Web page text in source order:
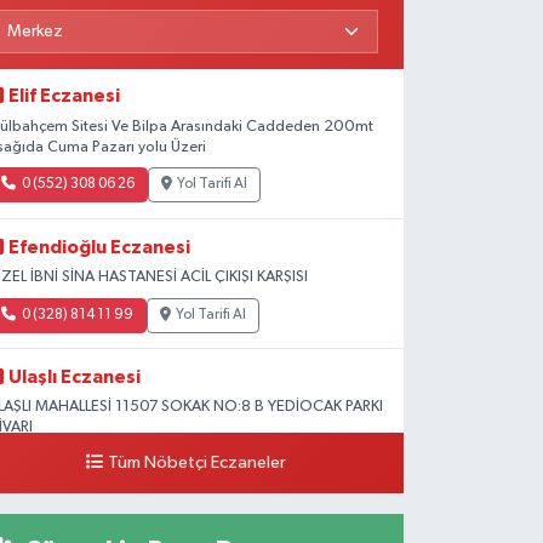
Elif Eczanesi
Sitesi Ve Bilpa Arasındaki Caddeden 200mt
Cuma Pazarı yolu Üzeri
0 (552) 308 06 26 Yol Tarifi Al
Efendioğlu Eczanesi
İBNİ SİNA HASTANESİ ACİL ÇIKIŞI KARŞISI
0 (328) 814 11 99 Yol Tarifi Al
Ulaşlı Eczanesi
MAHALLESİ 11507 SOKAK NO:8 B YEDİOCAK PARKI
0 (546) 158 81 80 Yol Tarifi Al
Tüm Nöbetçi Eczaneler